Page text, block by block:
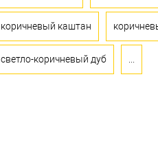
коричневый каштан
светло-коричневый дуб ...